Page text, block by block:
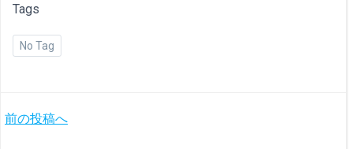
Tags
No Tag
投
前の投稿へ